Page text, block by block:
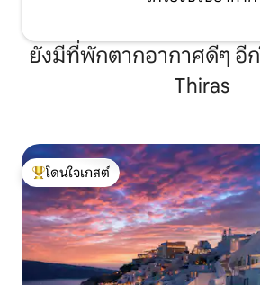
ยังมีที่พักตากอากาศดีๆ อีก
Thiras
โดนใจเกสต์ที่สุด
โดนใจเกสต์